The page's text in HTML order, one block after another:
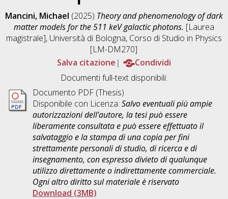
Mancini, Michael (2025) Theory and phenomenology of dark
matter models for the 511 keV galactic photons. [Laurea
magistrale], Università di Bologna, Corso di Studio in Physics
[LM-DM270]
Salva citazione
Condividi
Documenti full-text disponibili:
Documento PDF (Thesis)
Disponibile con Licenza: Salvo eventuali più ampie
autorizzazioni dell'autore, la tesi può essere
liberamente consultata e può essere effettuato il
salvataggio e la stampa di una copia per fini
strettamente personali di studio, di ricerca e di
insegnamento, con espresso divieto di qualunque
utilizzo direttamente o indirettamente commerciale.
Ogni altro diritto sul materiale è riservato
Download (3MB)